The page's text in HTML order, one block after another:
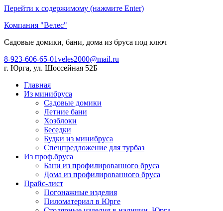
Перейти к содержимому (нажмите Enter)
Компания "Велес"
Садовые домики, бани, дома из бруса под ключ
8-923-606-65-01veles2000@mail.ru
г. Юрга, ул. Шоссейная 52Б
Главная
Из минибруса
Садовые домики
Летние бани
Хозблоки
Беседки
Будки из минибруса
Спецпредложение для турбаз
Из проф.бруса
Бани из профилированного бруса
Дома из профилированного бруса
Прайс-лист
Погонажные изделия
Пиломатериал в Юрге